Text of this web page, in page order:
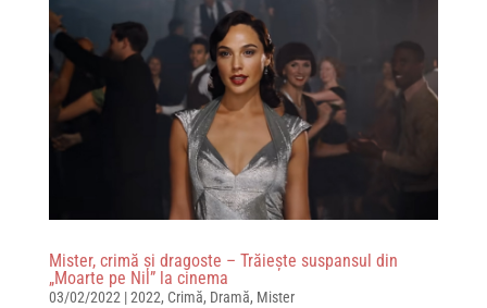
Mister, crimă și dragoste – Trăiește suspansul din
„Moarte pe Nil” la cinema
03/02/2022|2022, Crimă, Dramă, Mister